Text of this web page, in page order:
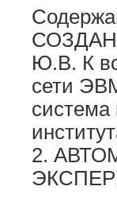
Ю.В. К
сети
система
2.